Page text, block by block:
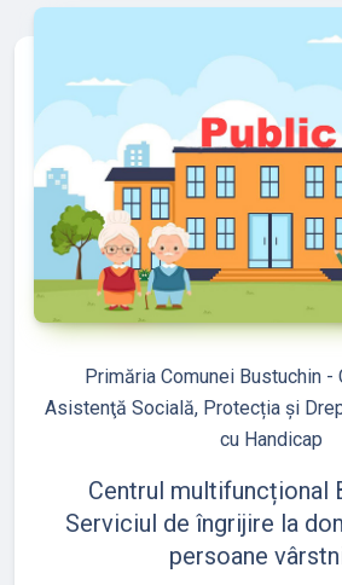
Primăria Comunei Bustuchin -
Asistenţă Socială, Protecția și
cu Handicap
Centrul multifuncțional
Serviciul de îngrijire la
persoane